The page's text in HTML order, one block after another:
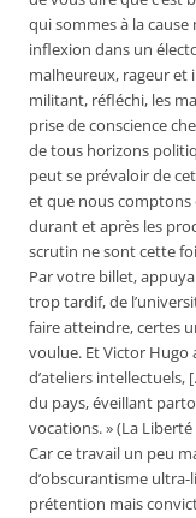
qui sommes à la
inflexion dans un
malheureux, rageur et
militant, réfléchi, les
prise de conscience
de tous horizons
peut se prévaloir de
et que nous
durant et après les
scrutin ne sont cette
Par votre billet,
trop tardif, de
faire atteindre, certes
voulue. Et Victor Hugo
d’ateliers
du pays, éveillant
vocations. » (La
Car ce travail un peu
d’obscurantisme
prétention mais